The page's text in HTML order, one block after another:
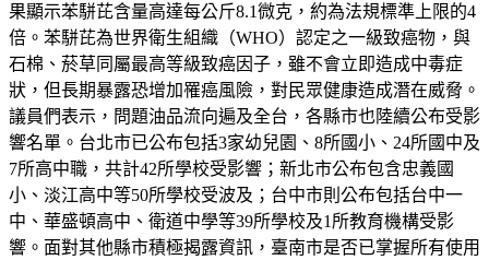
果顯示苯駢芘含量高達每公斤8.1微克，約為法規標準上限的4
倍。苯駢芘為世界衛生組織（WHO）認定之一級致癌物，與
石棉、菸草同屬最高等級致癌因子，雖不會立即造成中毒症
狀，但長期暴露恐增加罹癌風險，對民眾健康造成潛在威脅。
議員們表示，問題油品流向遍及全台，各縣市也陸續公布受影
響名單。台北市已公布包括3家幼兒園、8所國小、24所國中及
7所高中職，共計42所學校受影響；新北市公布包含忠義國
小、淡江高中等50所學校受波及；台中市則公布包括台中一
中、華盛頓高中、衛道中學等39所學校及1所教育機構受影
響。面對其他縣市積極揭露資訊，臺南市是否已掌握所有使用